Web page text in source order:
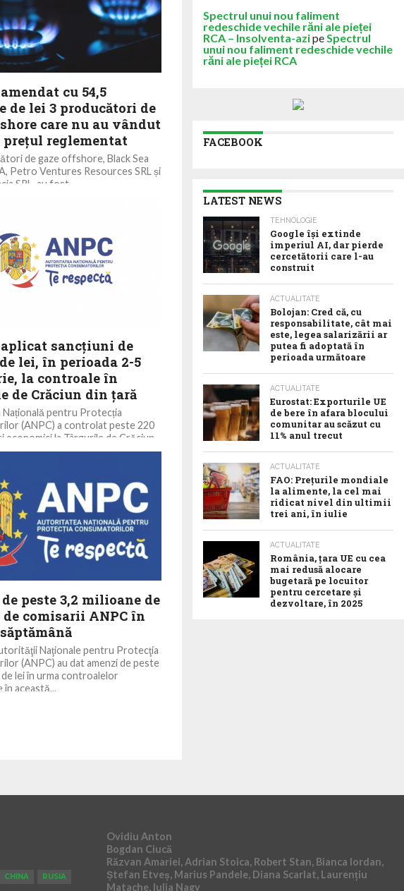
cu 54,5
de lei 3 producători de
care nu au vândut
prețul reglementat
de gaze offshore, Black Sea
Petro Ventures Resources SRL și
SRL, au fost...
aplicat sancțiuni de
lei, în perioada 2-5
la controale în
de Crăciun din țară
pentru Protecția
(ANPC) a controlat peste 220
economici la Târgurile de Crăciun
în perioada...
peste 3,2 milioane de
comisarii ANPC în
Naţionale pentru Protecţia
(ANPC) au dat amenzi de peste
de lei în urma controalelor
această...
Spectrul unui nou faliment
redeschide vechile răni ale pieței
RCA – Insolventa-azipeSpectrul
unui nou faliment redeschide vechile
răni ale pieței RCA
FACEBOOK
LATEST NEWS
TEHNOLOGIE
Google îşi extinde
imperiul AI, dar pierde
cercetătorii care l-au
construit
ACTUALITATE
Bolojan: Cred că, cu
responsabilitate, cât mai
este, legea salarizării ar
putea fi adoptată în
perioada următoare
ACTUALITATE
Eurostat: Exporturile UE
de bere în afara blocului
comunitar au scăzut cu
11% anul trecut
ACTUALITATE
FAO: Prețurile mondiale
la alimente, la cel mai
ridicat nivel din ultimii
trei ani, în iulie
ACTUALITATE
România, țara UE cu cea
mai redusă alocare
bugetară pe locuitor
pentru cercetare și
dezvoltare, în 2025
CHINA
RUSIA
Ovidiu Anton
Bogdan Ciucă
Răzvan Amariei, Adrian Stoica, Robert Stan, Bianca Iordan,
Ștefan Etveș, Marius Pandele, Diana Scarlat, Laurențiu
Matache, Iulia Nagy